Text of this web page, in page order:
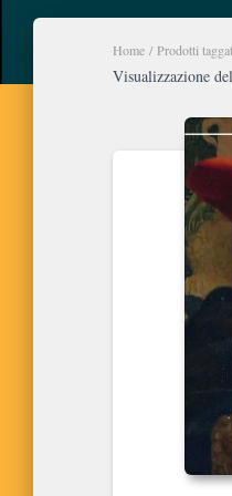
Home / Prodotti
Visualizzazione